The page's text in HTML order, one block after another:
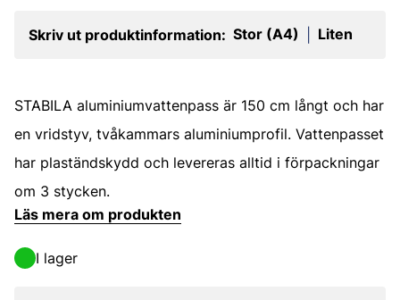
Skriv ut produktinformation: Stor (A4) Liten
STABILA aluminiumvattenpass är 150 cm långt och har
en vridstyv, tvåkammars aluminiumprofil. Vattenpasset
har plaständskydd och levereras alltid i förpackningar
om 3 stycken.
Läs mera om produkten
I lager